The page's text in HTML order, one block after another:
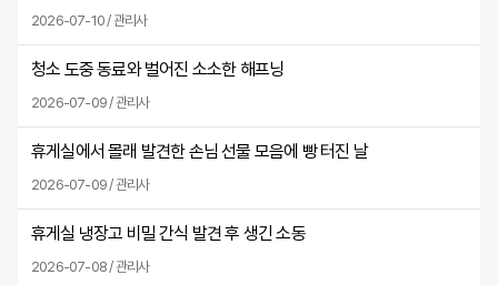
2026-07-10 / 관리사
청소 도중 동료와 벌어진 소소한 해프닝
2026-07-09 / 관리사
휴게실에서 몰래 발견한 손님 선물 모음에 빵 터진 날
2026-07-09 / 관리사
휴게실 냉장고 비밀 간식 발견 후 생긴 소동
2026-07-08 / 관리사